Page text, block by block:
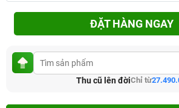
ĐẶT HÀNG NGAY
Thu cũ lên đờiChỉ từ